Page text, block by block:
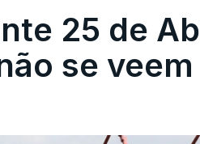
25 de
se veem